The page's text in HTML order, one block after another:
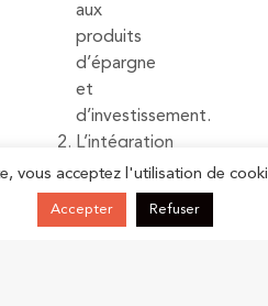
aux
produits
d’épargne
et
d’investissement.
L’intégration
des
marchés
financiers
vous acceptez l'utilisation de
Accepter Refuser